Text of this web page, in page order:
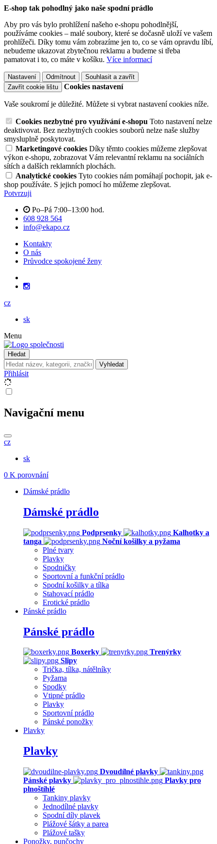
E-shop tak pohodlný jako naše spodní prádlo
Aby pro vás bylo prohlížení našeho e-shopu pohodlnější,
používáme cookies – malé soubory, které se dočasně uloží ve vašem
prohlížeči. Díky tomu vám zobrazíme jen to, co se vám opravdu líbí,
nebudeme ukazovat zbytečnou reklamu a budeme si třeba
pamatovat i to, co máte v košíku. Více informací
Nastavení Odmítnout
Souhlasit a zavřít
Zavřít cookie lištu
Cookies nastavení
Vaše soukromí je důležité. Můžete si vybrat nastavení cookies níže.
Cookies nezbytné pro využívání e-shopu Toto nastavení nelze
deaktivovat. Bez nezbytných cookies souborů nelze naše služby
smysluplně poskytovat.
Marketingové cookies Díky těmto cookies můžeme zlepšovat
výkon e-shopu, zobrazovat Vám relevantní reklamu na sociálních
sítích a dalších reklamních plochách.
Analytické cookies Tyto cookies nám pomáhají pochopit, jak e-
shop používáte. S jejich pomocí ho můžeme zlepšovat.
Potvrzuji
Po–Pá 7:00–13:00 hod.
608 928 564
info@ekapo.cz
Kontakty
O nás
Průvodce spokojené ženy
cz
sk
Menu
Hledat
Vyhledat
Přihlásit
Navigační menu
cz
sk
0 K porovnání
Dámské prádlo
Dámské prádlo
Podprsenky
Kalhotky a
tanga
Noční košilky a pyžama
Plné tvary
Plavky
Spodničky
Sportovní a funkční prádlo
Spodní košilky a tílka
Stahovací prádlo
Erotické prádlo
Pánské prádlo
Pánské prádlo
Boxerky
Trenýrky
Slipy
Trička, tílka, nátělníky
Pyžama
Spodky
Vtipné prádlo
Plavky
Sportovní prádlo
Pánské ponožky
Plavky
Plavky
Dvoudílné plavky
Pánské plavky
Plavky pro
plnoštíhlé
Tankiny plavky
Jednodílné plavky
Spodní díly plavek
Plážové šátky a parea
Plážové tašky
Ponožky, punčochy